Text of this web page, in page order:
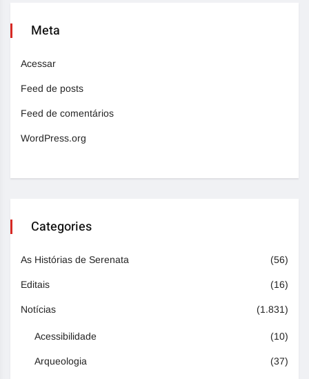
Meta
Acessar
Feed de posts
Feed de comentários
WordPress.org
Categories
As Histórias de Serenata (56)
Editais (16)
Notícias (1.831)
Acessibilidade (10)
Arqueologia (37)